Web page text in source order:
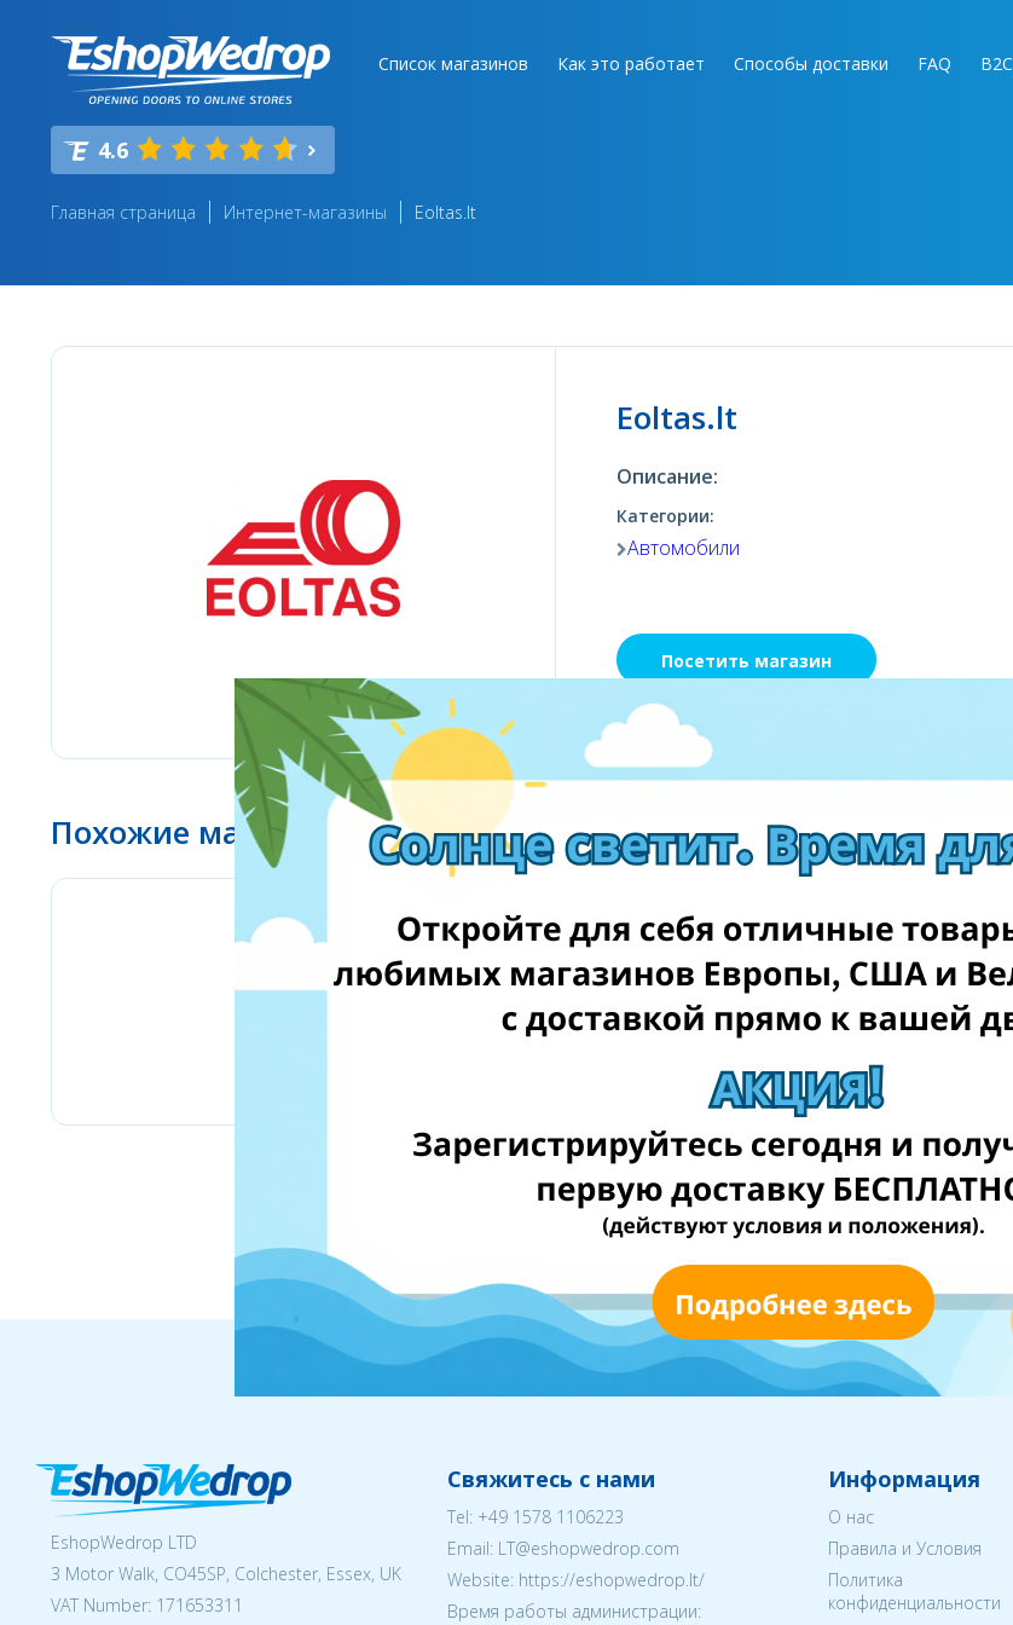
Список магазинов Как это работает Способы доставки FAQ B2C
4.6
Главная страница Интернет-магазины Eoltas.lt
Eoltas.lt
Описание:
Категории:
Автомобили
Посетить магазин
Похожие магазины
EshopWedrop LTD
3 Motor Walk, CO45SP, Colchester, Essex, UK
VAT Number: 171653311
Свяжитесь с нами
Tel: +49 1578 1106223
Email: LT@eshopwedrop.com
Website: https://eshopwedrop.lt/
Время работы администрации:
Информация
О нас
Правила и Условия
Политика
конфиденциальности